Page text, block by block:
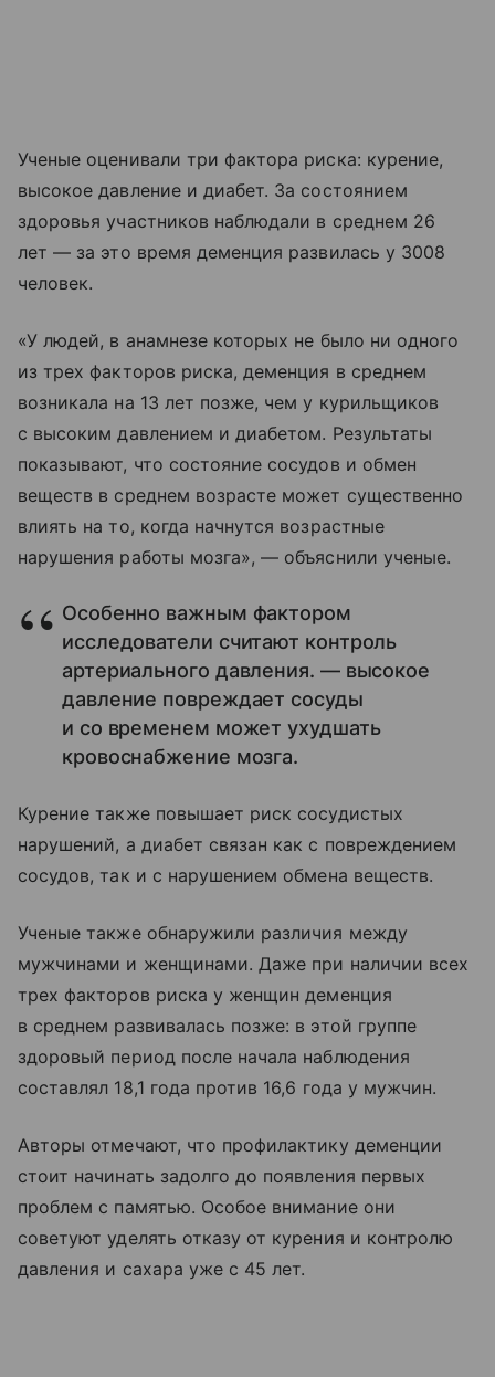
Ученые оценивали три фактора риска: курение,
высокое давление и диабет. За состоянием
здоровья участников наблюдали в среднем 26
лет — за это время деменция развилась у 3008
человек.
«У людей, в анамнезе которых не было ни одного
из трех факторов риска, деменция в среднем
возникала на 13 лет позже, чем у курильщиков
с высоким давлением и диабетом. Результаты
показывают, что состояние сосудов и обмен
веществ в среднем возрасте может существенно
влиять на то, когда начнутся возрастные
нарушения работы мозга», — объяснили ученые.
Особенно важным фактором
исследователи считают контроль
артериального давления. — высокое
давление повреждает сосуды
и со временем может ухудшать
кровоснабжение мозга.
Курение также повышает риск сосудистых
нарушений, а диабет связан как с повреждением
сосудов, так и с нарушением обмена веществ.
Ученые также обнаружили различия между
мужчинами и женщинами. Даже при наличии всех
трех факторов риска у женщин деменция
в среднем развивалась позже: в этой группе
здоровый период после начала наблюдения
составлял 18,1 года против 16,6 года у мужчин.
Авторы отмечают, что профилактику деменции
стоит начинать задолго до появления первых
проблем с памятью. Особое внимание они
советуют уделять отказу от курения и контролю
давления и сахара уже с 45 лет.